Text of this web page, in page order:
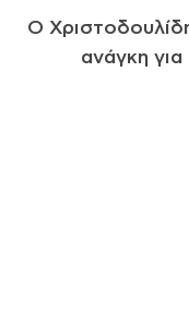
Ο
ανάγκη